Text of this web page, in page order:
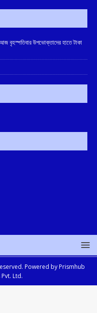
আজ বৃহস্পতিবার উপভোক্তাদের হাতে টাকা
Powered by Prismhub
Ltd.